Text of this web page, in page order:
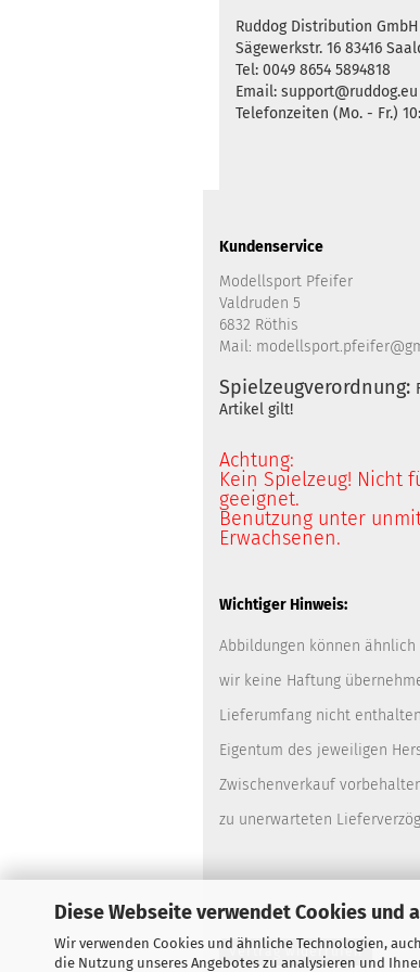
Diese Webseite verwendet Cookies und
Wir verwenden Cookies und ähnliche Technologien,
die Nutzung unseres Angebotes zu analysieren und
Ruddog Distribution GmbH
Sägewerkstr. 16 83416
Tel: 0049 8654 5894818
Email: support@ruddog.eu
Telefonzeiten (Mo. - Fr.)
Kundenservice
Modellsport Pfeifer
Valdruden 5
6832 Röthis
Mail:
Spielzeugverordnung:
Artikel gilt!
Achtung:
Kein Spielzeug! Nicht
geeignet.
Benutzung unter
Erwachsenen.
Wichtiger Hinweis:
Abbildungen können
wir keine Haftung
Lieferumfang nicht
Eigentum des jeweiligen
Zwischenverkauf
zu unerwarteten
Vertrag widerrufen